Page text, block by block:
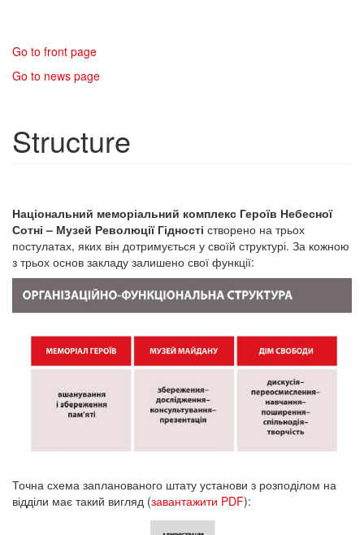
Go to front page
Go to news page
Structure
Національний меморіальний комплекс Героїв Небесної
Сотні – Музей Революції Гідності створено на трьох
постулатах, яких він дотримується у своїй структурі. За кожною
з трьох основ закладу залишено свої функції:
Точна схема запланованого штату установи з розподілом на
відділи має такий вигляд (завантажити PDF):